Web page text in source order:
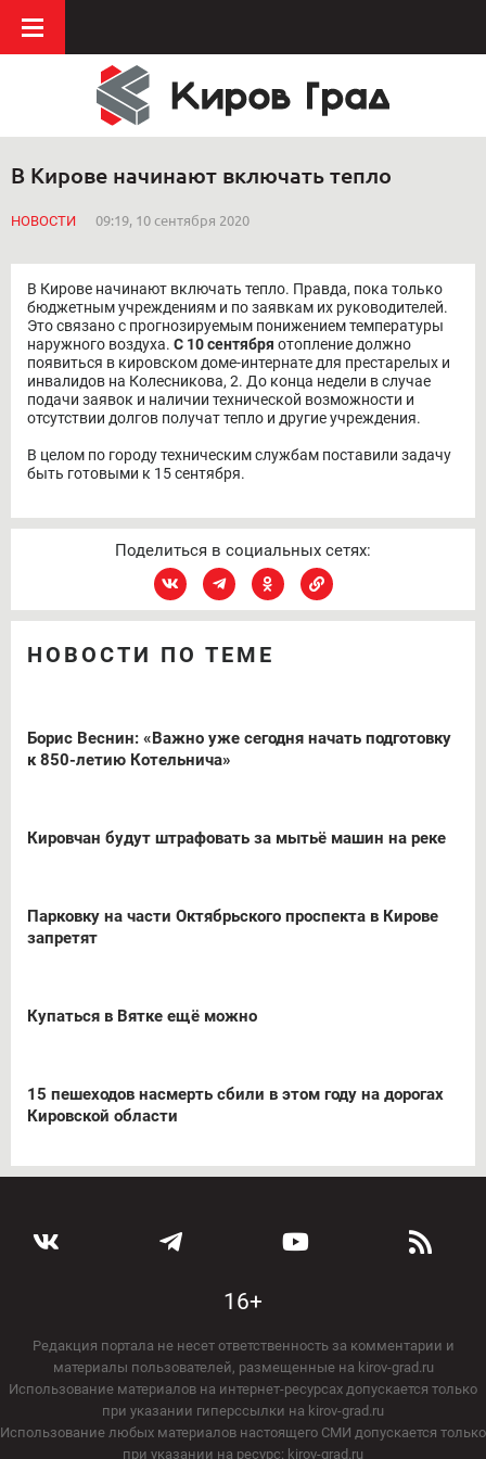
В Кирове начинают включать тепло
НОВОСТИ 09:19, 10 сентября 2020
В Кирове начинают включать тепло. Правда, пока только
бюджетным учреждениям и по заявкам их руководителей.
Это связано с прогнозируемым понижением температуры
наружного воздуха. С 10 сентября отопление должно
появиться в кировском доме-интернате для престарелых и
инвалидов на Колесникова, 2. До конца недели в случае
подачи заявок и наличии технической возможности и
отсутствии долгов получат тепло и другие учреждения.
В целом по городу техническим службам поставили задачу
быть готовыми к 15 сентября.
Поделиться в социальных сетях:
НОВОСТИ ПО ТЕМЕ
Борис Веснин: «Важно уже сегодня начать подготовку
к 850-летию Котельнича»
Кировчан будут штрафовать за мытьё машин на реке
Парковку на части Октябрьского проспекта в Кирове
запретят
Купаться в Вятке ещё можно
15 пешеходов насмерть сбили в этом году на дорогах
Кировской области
16+
Редакция портала не несет ответственность за комментарии и
материалы пользователей, размещенные на kirov-grad.ru
Использование материалов на интернет-ресурсах допускается только
при указании гиперссылки на kirov-grad.ru
Использование любых материалов настоящего СМИ допускается только
при указании на ресурс: kirov-grad.ru